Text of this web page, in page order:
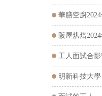
華膳空廚
阪屋烘焙
工人面試合
明新科技大